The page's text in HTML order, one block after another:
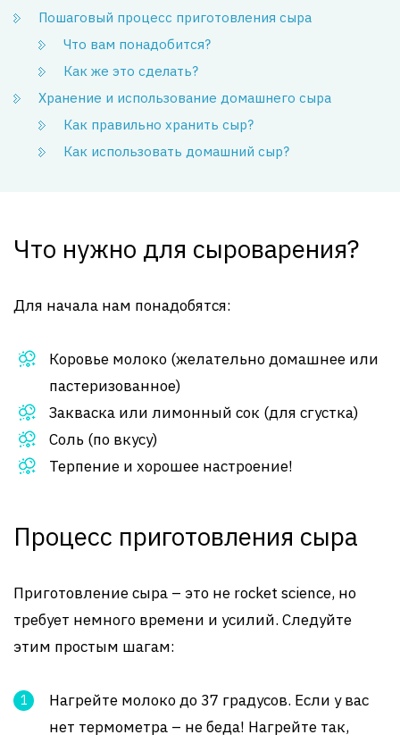
Пошаговый процесс приготовления сыра
Что вам понадобится?
Как же это сделать?
Хранение и использование домашнего сыра
Как правильно хранить сыр?
Как использовать домашний сыр?
Что нужно для сыроварения?
Для начала нам понадобятся:
Коровье молоко (желательно домашнее или
пастеризованное)
Закваска или лимонный сок (для сгустка)
Соль (по вкусу)
Терпение и хорошее настроение!
Процесс приготовления сыра
Приготовление сыра – это не rocket science, но
требует немного времени и усилий. Следуйте
этим простым шагам:
Нагрейте молоко до 37 градусов. Если у вас
нет термометра – не беда! Нагрейте так,